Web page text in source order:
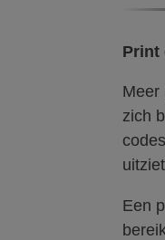
Print
Meer
zich
Een